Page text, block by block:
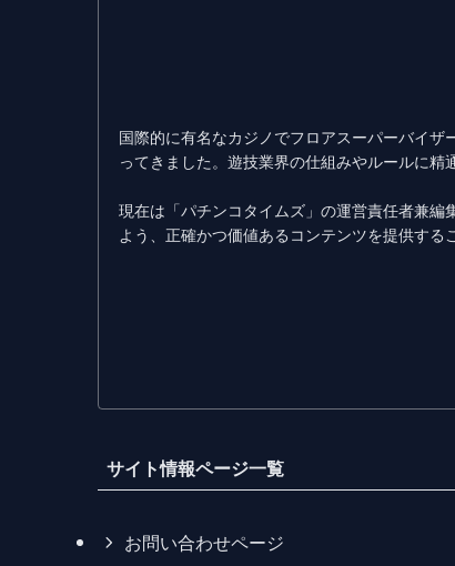
国際的に有名なカジノでフロアスーパーバイ
ってきました。遊技業界の仕組みやルールに精
現在は「パチンコタイムズ」の運営責任者兼
よう、正確かつ価値あるコンテンツを提供する
サイト情報ページ一覧
お問い合わせページ